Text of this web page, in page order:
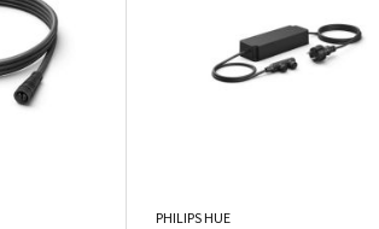
PHILIPS HUE